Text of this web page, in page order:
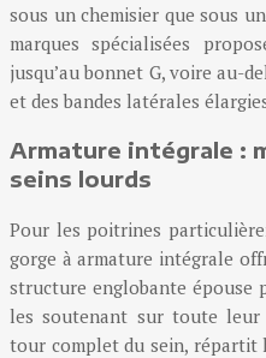
sous un chemisier que sous
marques spécialisées
jusqu’au bonnet G, voire au-
et des bandes latérales
Armature intégrale :
seins lourds
Pour les poitrines
gorge à armature intégrale
structure englobante épouse
les soutenant sur toute leur
tour complet du sein, répartit